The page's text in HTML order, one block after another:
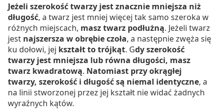
Jeżeli szerokość twarzy jest znacznie mniejsza niż
długość, a twarz jest mniej więcej tak samo szeroka w
różnych miejscach, masz twarz podłużną. Jeżeli twarz
jest najszersza w obrębie czoła, a następnie zwęża się
ku dołowi, jej kształt to trójkąt. Gdy szerokość
twarzy jest mniejsza lub równa długości, masz
twarz kwadratową. Natomiast przy okrągłej
twarzy, szerokość i długość są niemal identyczne, a
na linii stworzonej przez jej kształt nie widać żadnych
wyraźnych kątów.